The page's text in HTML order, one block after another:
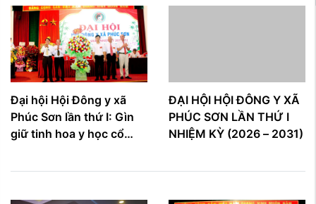
học cổ truyền" với sự tham dự của TTND.Ths Nguyễn Văn Dung chủ
tịch Hội đông y thành phố Hà Nội, cử ...
Đại hội Hội Đông y xã
Phúc Sơn lần thứ I: Gìn
giữ tinh hoa y học cổ
nhân văn vì sức khỏe
ĐẠI HỘI HỘI ĐÔNG Y XÃ
PHÚC SƠN LẦN THỨ I
NHIỆM KỲ (2026 – 2031)